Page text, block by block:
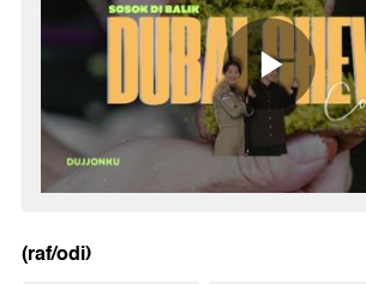
(raf/odi)